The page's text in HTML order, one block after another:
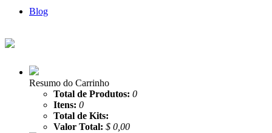
Blog
Resumo do Carrinho
Total de Produtos: 0
Itens: 0
Total de Kits:
Valor Total: $ 0,00